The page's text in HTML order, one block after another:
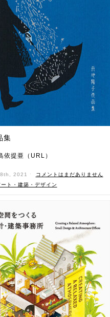
集
依提亜（URL）
2021 ˑ
コメントはまだありません
ート・建築・デザイン